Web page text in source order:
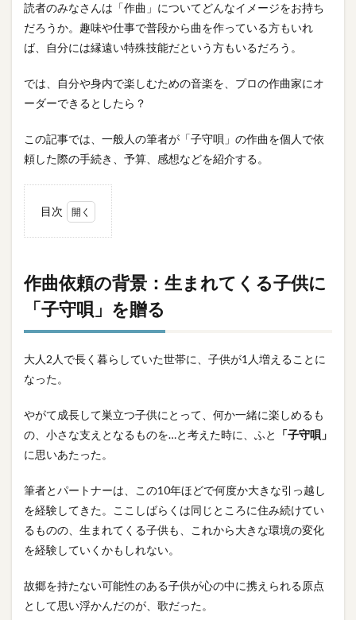
読者のみなさんは「作曲」についてどんなイメージをお持ち
だろうか。趣味や仕事で普段から曲を作っている方もいれ
ば、自分には縁遠い特殊技能だという方もいるだろう。
では、自分や身内で楽しむための音楽を、プロの作曲家にオ
ーダーできるとしたら？
この記事では、一般人の筆者が「子守唄」の作曲を個人で依
頼した際の手続き、予算、感想などを紹介する。
目次
依頼
の背
景：
生ま
れて
子供
に
唄」
を贈
る
依頼
先：
片山
氏
アニ
ト/
作曲依頼の背景：生まれてくる子供に
「子守唄」を贈る
大人2人で長く暮らしていた世帯に、子供が1人増えることに
なった。
やがて成長して巣立つ子供にとって、何か一緒に楽しめるも
の、小さな支えとなるものを…と考えた時に、ふと
「子守唄」
に思いあたった。
筆者とパートナーは、この10年ほどで何度か大きな引っ越し
を経験してきた。ここしばらくは同じところに住み続けてい
るものの、生まれてくる子供も、これから大きな環境の変化
を経験していくかもしれない。
故郷を持たない可能性のある子供が心の中に携えられる原点
として思い浮かんだのが、歌だった。